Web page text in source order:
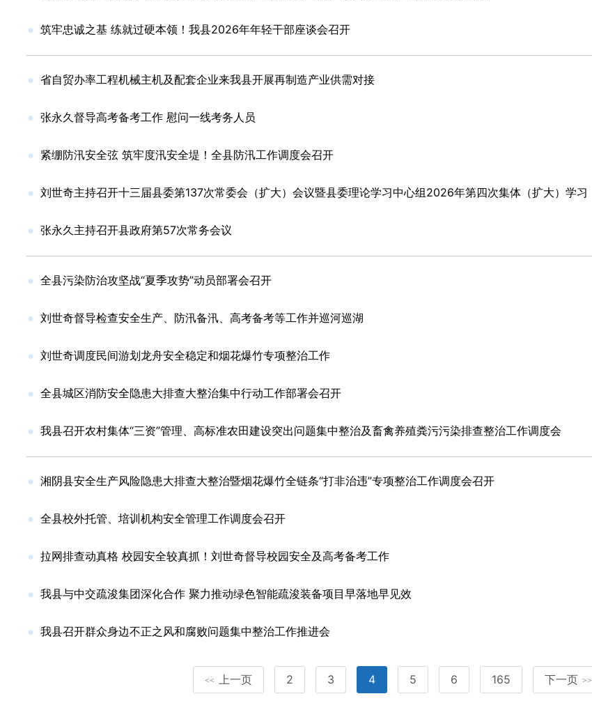
筑牢忠诚之基 练就过硬本领！我县2026年年轻干部座谈会召开
省自贸办率工程机械主机及配套企业来我县开展再制造产业供需对接
张永久督导高考备考工作 慰问一线考务人员
紧绷防汛安全弦 筑牢度汛安全堤！全县防汛工作调度会召开
刘世奇主持召开十三届县委第137次常委会（扩大）会议暨县委理论学习中心组2026年第四次集体（扩大）学习
张永久主持召开县政府第57次常务会议
全县污染防治攻坚战“夏季攻势”动员部署会召开
刘世奇督导检查安全生产、防汛备汛、高考备考等工作并巡河巡湖
刘世奇调度民间游划龙舟安全稳定和烟花爆竹专项整治工作
全县城区消防安全隐患大排查大整治集中行动工作部署会召开
我县召开农村集体“三资”管理、高标准农田建设突出问题集中整治及畜禽养殖粪污污染排查整治工作调度会
湘阴县安全生产风险隐患大排查大整治暨烟花爆竹全链条“打非治违”专项整治工作调度会召开
全县校外托管、培训机构安全管理工作调度会召开
拉网排查动真格 校园安全较真抓！刘世奇督导校园安全及高考备考工作
我县与中交疏浚集团深化合作 聚力推动绿色智能疏浚装备项目早落地早见效
我县召开群众身边不正之风和腐败问题集中整治工作推进会
<< 上一页 2 3 4 5 6 165 下一页 >>